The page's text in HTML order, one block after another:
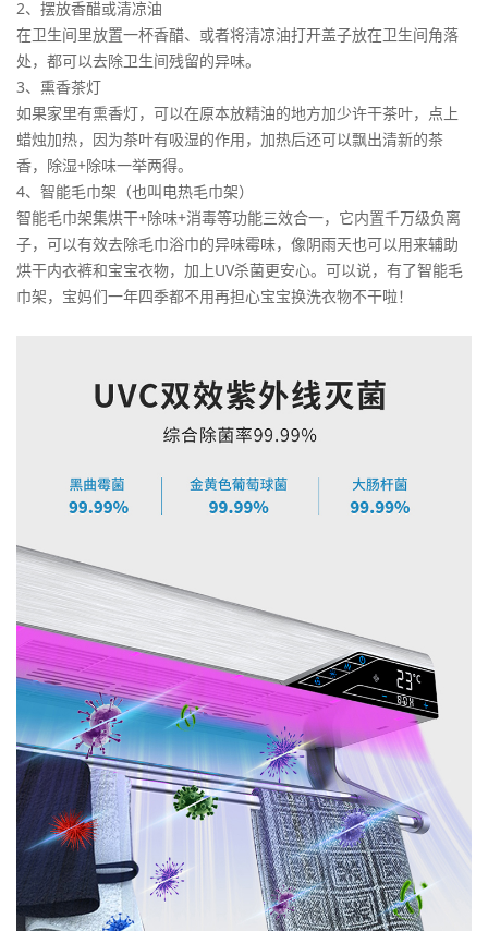
2、摆放香醋或清凉油
在卫生间里放置一杯香醋、或者将清凉油打开盖子放在卫生间角落
处，都可以去除卫生间残留的异味。️
3、熏香茶灯
如果家里有熏香灯，可以在原本放精油的地方加少许干茶叶，点上
蜡烛加热，因为茶叶有吸湿的作用，加热后还可以飘出清新的茶
香，除湿+除味一举两得。
4、智能毛巾架（也叫电热毛巾架）
智能毛巾架集烘干+除味+消毒等功能三效合一，它内置千万级负离
子，可以有效去除毛巾浴巾的异味霉味，像阴雨天也可以用来辅助
烘干内衣裤和宝宝衣物，加上UV杀菌更安心。可以说，有了智能毛
巾架，宝妈们一年四季都不用再担心宝宝换洗衣物不干啦！